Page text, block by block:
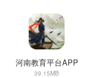
河南教育平台APP
39.15MB